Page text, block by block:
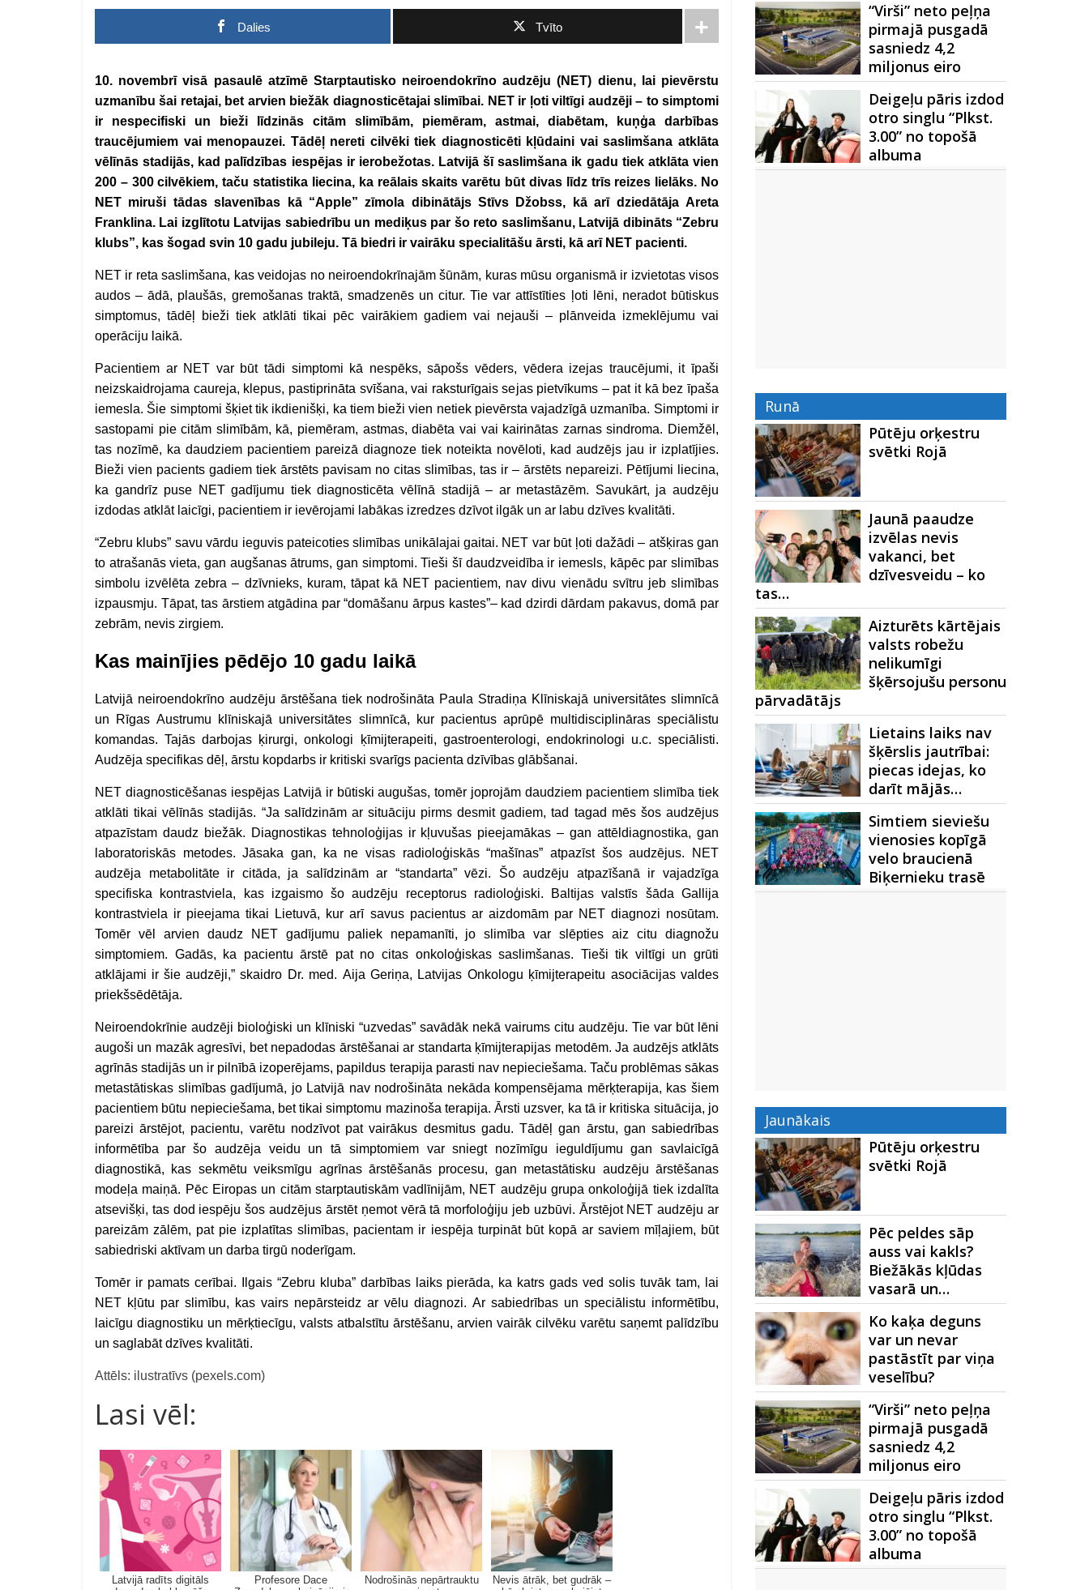
Dalies Tvīto
10. novembrī visā pasaulē atzīmē Starptautisko neiroendokrīno audzēju (NET) dienu, lai pievērstu
uzmanību šai retajai, bet arvien biežāk diagnosticētajai slimībai. NET ir ļoti viltīgi audzēji – to simptomi
ir nespecifiski un bieži līdzinās citām slimībām, piemēram, astmai, diabētam, kuņģa darbības
traucējumiem vai menopauzei. Tādēļ nereti cilvēki tiek diagnosticēti kļūdaini vai saslimšana atklāta
vēlīnās stadijās, kad palīdzības iespējas ir ierobežotas. Latvijā šī saslimšana ik gadu tiek atklāta vien
200 – 300 cilvēkiem, taču statistika liecina, ka reālais skaits varētu būt divas līdz trīs reizes lielāks. No
NET miruši tādas slavenības kā “Apple” zīmola dibinātājs Stīvs Džobss, kā arī dziedātāja Areta
Franklina. Lai izglītotu Latvijas sabiedrību un mediķus par šo reto saslimšanu, Latvijā dibināts “Zebru
klubs”, kas šogad svin 10 gadu jubileju. Tā biedri ir vairāku specialitāšu ārsti, kā arī NET pacienti.
NET ir reta saslimšana, kas veidojas no neiroendokrīnajām šūnām, kuras mūsu organismā ir izvietotas visos
audos – ādā, plaušās, gremošanas traktā, smadzenēs un citur. Tie var attīstīties ļoti lēni, neradot būtiskus
simptomus, tādēļ bieži tiek atklāti tikai pēc vairākiem gadiem vai nejauši – plānveida izmeklējumu vai
operāciju laikā.
Pacientiem ar NET var būt tādi simptomi kā nespēks, sāpošs vēders, vēdera izejas traucējumi, it īpaši
neizskaidrojama caureja, klepus, pastiprināta svīšana, vai raksturīgais sejas pietvīkums – pat it kā bez īpaša
iemesla. Šie simptomi šķiet tik ikdienišķi, ka tiem bieži vien netiek pievērsta vajadzīgā uzmanība. Simptomi ir
sastopami pie citām slimībām, kā, piemēram, astmas, diabēta vai vai kairinātas zarnas sindroma. Diemžēl,
tas nozīmē, ka daudziem pacientiem pareizā diagnoze tiek noteikta novēloti, kad audzējs jau ir izplatījies.
Bieži vien pacients gadiem tiek ārstēts pavisam no citas slimības, tas ir – ārstēts nepareizi. Pētījumi liecina,
ka gandrīz puse NET gadījumu tiek diagnosticēta vēlīnā stadijā – ar metastāzēm. Savukārt, ja audzēju
izdodas atklāt laicīgi, pacientiem ir ievērojami labākas izredzes dzīvot ilgāk un ar labu dzīves kvalitāti.
“Zebru klubs” savu vārdu ieguvis pateicoties slimības unikālajai gaitai. NET var būt ļoti dažādi – atšķiras gan
to atrašanās vieta, gan augšanas ātrums, gan simptomi. Tieši šī daudzveidība ir iemesls, kāpēc par slimības
simbolu izvēlēta zebra – dzīvnieks, kuram, tāpat kā NET pacientiem, nav divu vienādu svītru jeb slimības
izpausmju. Tāpat, tas ārstiem atgādina par “domāšanu ārpus kastes”– kad dzirdi dārdam pakavus, domā par
zebrām, nevis zirgiem.
Kas mainījies pēdējo 10 gadu laikā
Latvijā neiroendokrīno audzēju ārstēšana tiek nodrošināta Paula Stradiņa Klīniskajā universitātes slimnīcā
un Rīgas Austrumu klīniskajā universitātes slimnīcā, kur pacientus aprūpē multidisciplināras speciālistu
komandas. Tajās darbojas ķirurgi, onkologi ķīmijterapeiti, gastroenterologi, endokrinologi u.c. speciālisti.
Audzēja specifikas dēļ, ārstu kopdarbs ir kritiski svarīgs pacienta dzīvības glābšanai.
NET diagnosticēšanas iespējas Latvijā ir būtiski augušas, tomēr joprojām daudziem pacientiem slimība tiek
atklāti tikai vēlīnās stadijās. “Ja salīdzinām ar situāciju pirms desmit gadiem, tad tagad mēs šos audzējus
atpazīstam daudz biežāk. Diagnostikas tehnoloģijas ir kļuvušas pieejamākas – gan attēldiagnostika, gan
laboratoriskās metodes. Jāsaka gan, ka ne visas radioloģiskās “mašīnas” atpazīst šos audzējus. NET
audzēja metabolitāte ir citāda, ja salīdzinām ar “standarta” vēzi. Šo audzēju atpazīšanā ir vajadzīga
specifiska kontrastviela, kas izgaismo šo audzēju receptorus radioloģiski. Baltijas valstīs šāda Gallija
kontrastviela ir pieejama tikai Lietuvā, kur arī savus pacientus ar aizdomām par NET diagnozi nosūtam.
Tomēr vēl arvien daudz NET gadījumu paliek nepamanīti, jo slimība var slēpties aiz citu diagnožu
simptomiem. Gadās, ka pacientu ārstē pat no citas onkoloģiskas saslimšanas. Tieši tik viltīgi un grūti
atklājami ir šie audzēji,” skaidro Dr. med. Aija Geriņa, Latvijas Onkologu ķīmijterapeitu asociācijas valdes
priekšsēdētāja.
Neiroendokrīnie audzēji bioloģiski un klīniski “uzvedas” savādāk nekā vairums citu audzēju. Tie var būt lēni
augoši un mazāk agresīvi, bet nepadodas ārstēšanai ar standarta ķīmijterapijas metodēm. Ja audzējs atklāts
agrīnās stadijās un ir pilnībā izoperējams, papildus terapija parasti nav nepieciešama. Taču problēmas sākas
metastātiskas slimības gadījumā, jo Latvijā nav nodrošināta nekāda kompensējama mērķterapija, kas šiem
pacientiem būtu nepieciešama, bet tikai simptomu mazinoša terapija. Ārsti uzsver, ka tā ir kritiska situācija, jo
pareizi ārstējot, pacientu, varētu nodzīvot pat vairākus desmitus gadu. Tādēļ gan ārstu, gan sabiedrības
informētība par šo audzēja veidu un tā simptomiem var sniegt nozīmīgu ieguldījumu gan savlaicīgā
diagnostikā, kas sekmētu veiksmīgu agrīnas ārstēšanās procesu, gan metastātisku audzēju ārstēšanas
modeļa maiņā. Pēc Eiropas un citām starptautiskām vadlīnijām, NET audzēju grupa onkoloģijā tiek izdalīta
atsevišķi, tas dod iespēju šos audzējus ārstēt ņemot vērā tā morfoloģiju jeb uzbūvi. Ārstējot NET audzēju ar
pareizām zālēm, pat pie izplatītas slimības, pacientam ir iespēja turpināt būt kopā ar saviem mīļajiem, būt
sabiedriski aktīvam un darba tirgū noderīgam.
Tomēr ir pamats cerībai. Ilgais “Zebru kluba” darbības laiks pierāda, ka katrs gads ved solis tuvāk tam, lai
NET kļūtu par slimību, kas vairs nepārsteidz ar vēlu diagnozi. Ar sabiedrības un speciālistu informētību,
laicīgu diagnostiku un mērķtiecīgu, valsts atbalstītu ārstēšanu, arvien vairāk cilvēku varētu saņemt palīdzību
un saglabāt dzīves kvalitāti.
Attēls: ilustratīvs (pexels.com)
Lasi vēl:
Latvijā radīts digitāls
Profesore Dace
Nodrošinās nepārtrauktu
Nevis ātrāk, bet gudrāk –
“Virši” neto peļņa
pirmajā pusgadā
sasniedz 4,2
miljonus eiro
Deigeļu pāris izdod
otro singlu “Plkst.
3.00” no topošā
albuma
Runā
Pūtēju orķestru
svētki Rojā
Jaunā paaudze
izvēlas nevis
vakanci, bet
dzīvesveidu – ko
tas…
Aizturēts kārtējais
valsts robežu
nelikumīgi
šķērsojušu personu
pārvadātājs
Lietains laiks nav
šķērslis jautrībai:
piecas idejas, ko
darīt mājās…
Simtiem sieviešu
vienosies kopīgā
velo braucienā
Biķernieku trasē
Jaunākais
Pūtēju orķestru
svētki Rojā
Pēc peldes sāp
auss vai kakls?
Biežākās kļūdas
vasarā un…
Ko kaķa deguns
var un nevar
pastāstīt par viņa
veselību?
“Virši” neto peļņa
pirmajā pusgadā
sasniedz 4,2
miljonus eiro
Deigeļu pāris izdod
otro singlu “Plkst.
3.00” no topošā
albuma